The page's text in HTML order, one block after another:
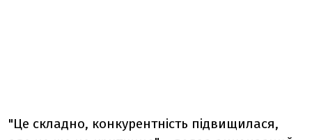
"Це складно, конкурентність підвищилася,